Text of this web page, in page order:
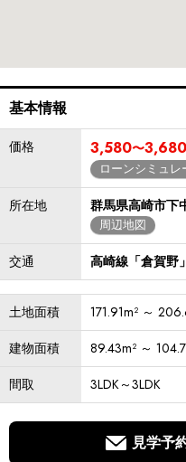
基本情報
価格 3,580〜3,680
ローンシミュレ
所在地 群馬県高崎市下
周辺地図
交通 高崎線「倉賀野
土地面積
171.91m² ～
建物面積
89.43m² ～
間取
3LDK～3LDK
見学予